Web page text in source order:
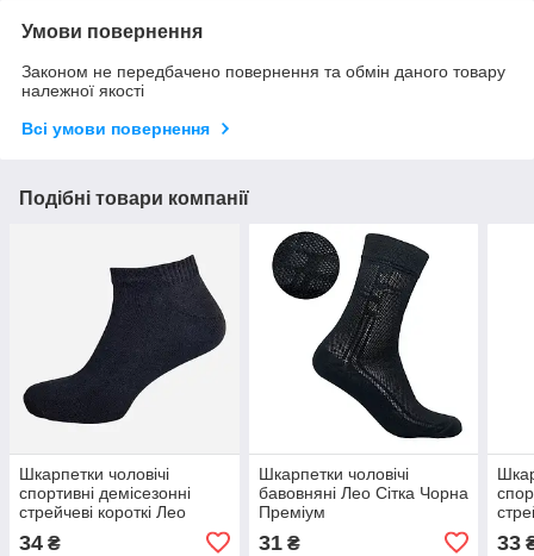
Умови повернення
Законом не передбачено повернення та обмін даного товару
належної якості
Всі умови повернення
Подібні товари компанії
Шкарпетки чоловічі
спортивні демісезонні
стрейчеві короткі Лео
34 ₴
Шкарпетки чоловічі
бавовняні Лео Сітка Чорна
Преміум
31₴ 33